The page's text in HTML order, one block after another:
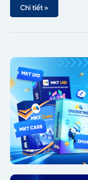
Chi tiết »